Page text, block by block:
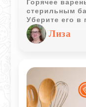
Горячее
стерильным
Уберите его в
Лиза